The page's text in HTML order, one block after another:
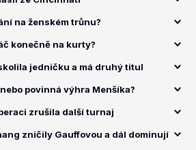
na ženském trůnu?
konečně na kurty?
jedničku a má druhý titul
povinná výhra Menšíka?
zrušila další turnaj
zničily Gauffovou a dál dominují